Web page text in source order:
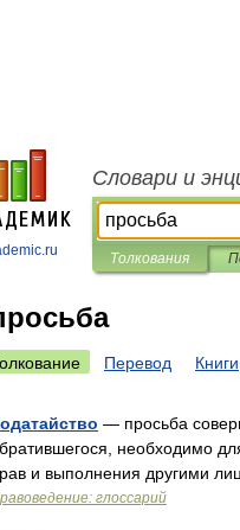
Словари и
Толкования
Перевод Книги
— просьба
необходимо
и выполнения другими
глоссарий